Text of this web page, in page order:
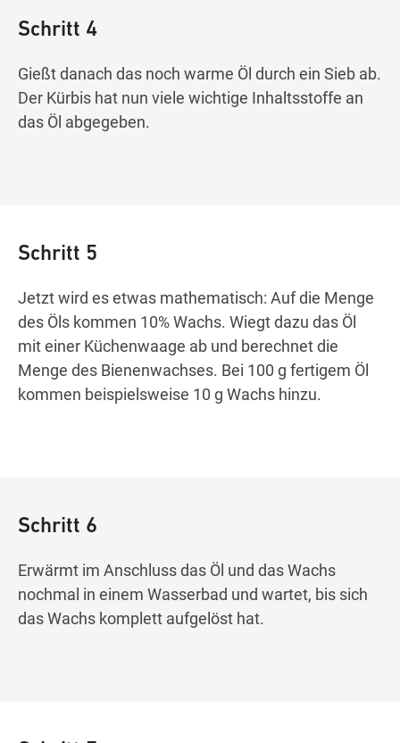
Schritt 4
Gießt danach das noch warme Öl durch ein Sieb ab.
Der Kürbis hat nun viele wichtige Inhaltsstoffe an
das Öl abgegeben.
Schritt 5
Jetzt wird es etwas mathematisch: Auf die Menge
des Öls kommen 10% Wachs. Wiegt dazu das Öl
mit einer Küchenwaage ab und berechnet die
Menge des Bienenwachses. Bei 100 g fertigem Öl
kommen beispielsweise 10 g Wachs hinzu.
Schritt 6
Erwärmt im Anschluss das Öl und das Wachs
nochmal in einem Wasserbad und wartet, bis sich
das Wachs komplett aufgelöst hat.